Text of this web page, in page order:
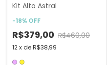
Kit Alto Astral
-18% OFF
R$379,00 R$460,00
12xdeR$38,99